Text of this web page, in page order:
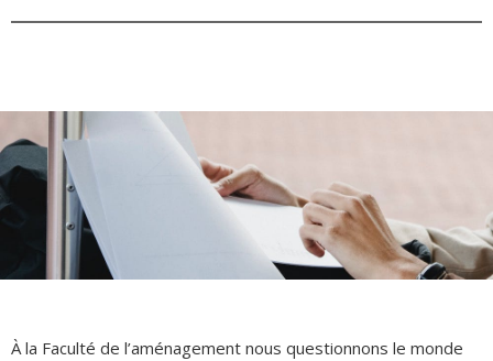
À la Faculté de l’aménagement nous questionnons le monde